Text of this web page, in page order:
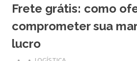
Frete grátis: como
comprometer sua
lucro